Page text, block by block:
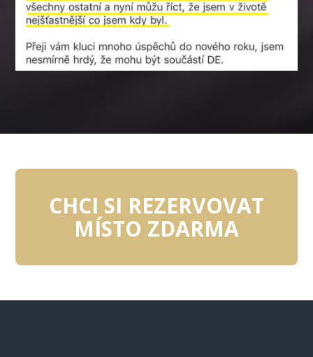
CHCI SI REZERVOVAT
MÍSTO ZDARMA